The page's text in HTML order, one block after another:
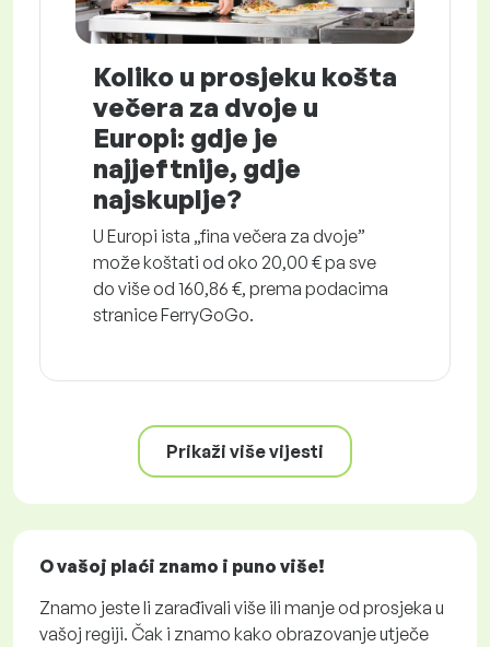
Koliko u prosjeku košta
večera za dvoje u
Europi: gdje je
najjeftnije, gdje
najskuplje?
U Europi ista „fina večera za dvoje”
može koštati od oko 20,00 € pa sve
do više od 160,86 €, prema podacima
stranice FerryGoGo.
Prikaži više vijesti
O vašoj plaći znamo i puno više!
Znamo jeste li zarađivali više ili manje od prosjeka u
vašoj regiji. Čak i znamo kako obrazovanje utječe